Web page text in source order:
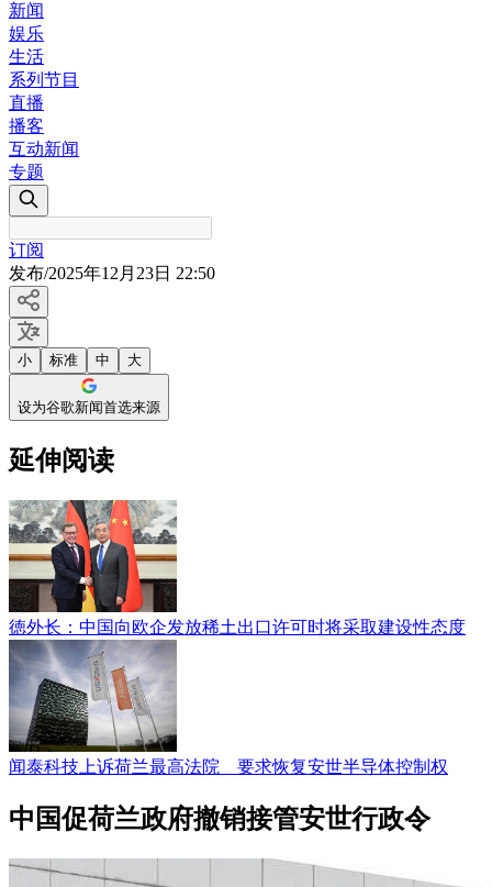
新闻
娱乐
生活
系列节目
直播
播客
互动新闻
专题
订阅
发布/2025年12月23日 22:50
小 标准 中 大
设为谷歌新闻首选来源
延伸阅读
徳外长：中国向欧企发放稀土出口许可时将采取建设性态度
闻泰科技上诉荷兰最高法院 要求恢复安世半导体控制权
中国促荷兰政府撤销接管安世行政令